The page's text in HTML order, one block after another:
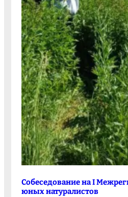
Собеседование на I
юных натуралистов